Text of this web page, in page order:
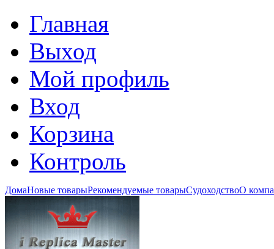
Главная
Выход
Мой профиль
Вход
Корзина
Контроль
ДомаНовые товарыРекомендуемые товарыСудоходствоО